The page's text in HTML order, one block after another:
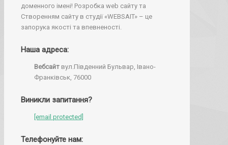
доменного імені! Розробка web сайту та
Створенням сайту в студії «WEBSAIT» – це
запорука якості та впевненості.
Наша адреса:
Вебсайт вул.Південний Бульвар, Івано-
Франківськ, 76000
Виникли запитання?
[email protected]
Телефонуйте нам: